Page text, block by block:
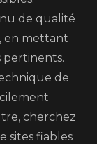
de qualité
en mettant
pertinents.
de
cherchez
sites fiables